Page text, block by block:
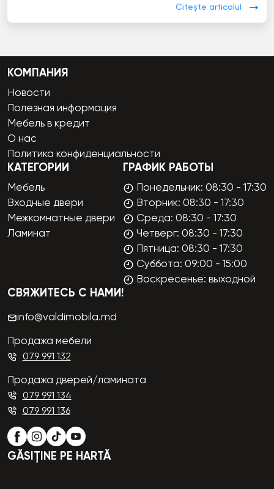
Citește articolul
КОМПАНИЯ
Новости
Полезная информация
Мебель в кредит
О нас
Политика конфиденциальности
КАТЕГОРИИ
Мебель
Входные двери
Межкомнатные двери
Ламинат
ГРАФИК РАБОТЫ
Понедельник: 08:30 - 17:30
Вторник: 08:30 - 17:30
Среда: 08:30 - 17:30
Четверг: 08:30 - 17:30
Пятница: 08:30 - 17:30
Суббота: 09:00 - 15:00
Воскресенье: выходной
СВЯЖИТЕСЬ С НАМИ!
info@valdimobila.md
Продажа мебели
079 991 132
Продажа дверей/ламината
079 991 134
079 991 136
GĂSIȚINE PE HARTĂ